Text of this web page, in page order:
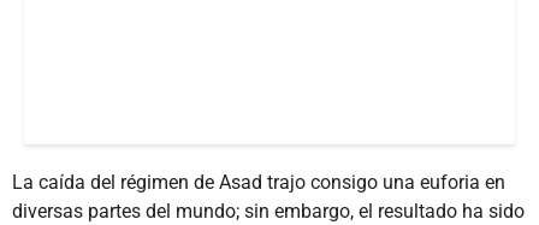
La caída del régimen de Asad trajo consigo una euforia en
diversas partes del mundo; sin embargo, el resultado ha sido